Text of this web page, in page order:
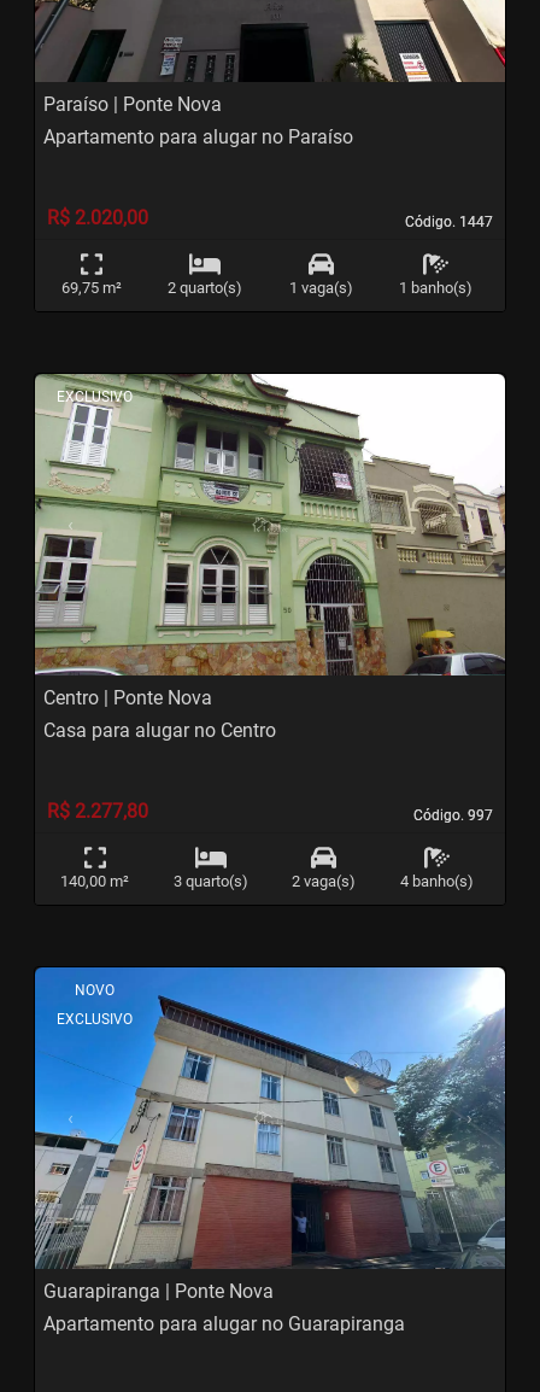
Paraíso | Ponte Nova
Código. 1447
Código. 1447
Apartamento para alugar no Paraíso
R$ 2.020,00
69,75 m² 2 quarto(s) 1 vaga(s) 1 banho(s)
EXCLUSIVO
< <<<
‹
Previous
›
Next
Centro | Ponte Nova
Código. 997
Código. 997
Casa para alugar no Centro
R$ 2.277,80
140,00 m² 3 quarto(s) 2 vaga(s) 4 banho(s)
NOVO
EXCLUSIVO
< <
‹
Previous
›
Next
Guarapiranga | Ponte Nova
Apartamento para alugar no Guarapiranga